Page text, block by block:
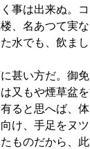
事は出来ぬ。
、名あつて実
水でも、飲ま
甚い方だ。御免
又もや煙草盆
ると思へば、
、手足をヌツ
ものだから、